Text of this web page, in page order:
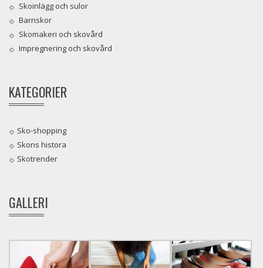
Skoinlägg och sulor
Barnskor
Skomakeri och skovård
Impregnering och skovård
KATEGORIER
Sko-shopping
Skons histora
Skotrender
GALLERI